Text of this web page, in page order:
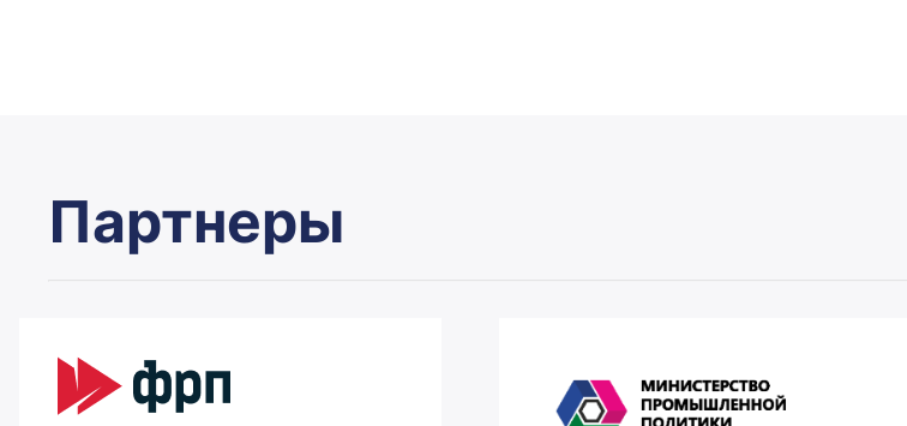
Партнеры